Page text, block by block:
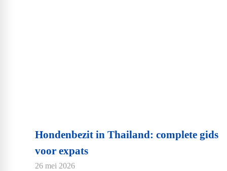
Hondenbezit in Thailand: complete gids
voor expats
26 mei 2026